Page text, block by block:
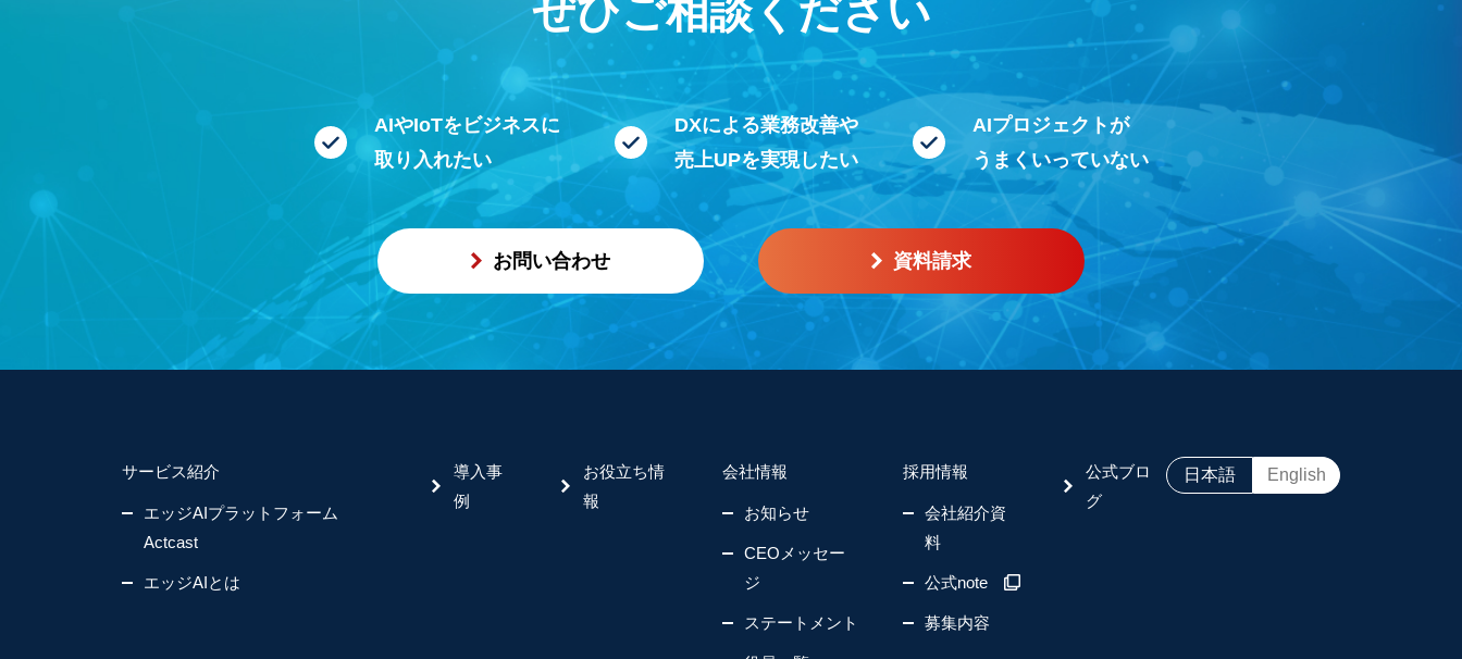
ぜひご相談ください
AIやIoTをビジネスに
取り入れたい
DXによる業務改善や
売上UPを実現したい
AIプロジェクトが
うまくいっていない
お問い合わせ 資料請求
サービス紹介
エッジAIプラットフォーム
Actcast
エッジAIとは
導入事
例
お役立ち情
報
会社情報
お知らせ
CEOメッセー
ジ
ステートメント
採用情報
会社紹介資
料
公式note
募集内容
公式ブロ
グ
日本語 English